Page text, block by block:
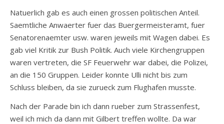
Natuerlich gab es auch einen grossen politischen Anteil.
Saemtliche Anwaerter fuer das Buergermeisteramt, fuer
Senatorenaemter usw. waren jeweils mit Wagen dabei. Es
gab viel Kritik zur Bush Politik. Auch viele Kirchengruppen
waren vertreten, die SF Feuerwehr war dabei, die Polizei,
an die 150 Gruppen. Leider konnte Ulli nicht bis zum
Schluss bleiben, da sie zurueck zum Flughafen musste.
Nach der Parade bin ich dann rueber zum Strassenfest,
weil ich mich da dann mit Gilbert treffen wollte. Da war